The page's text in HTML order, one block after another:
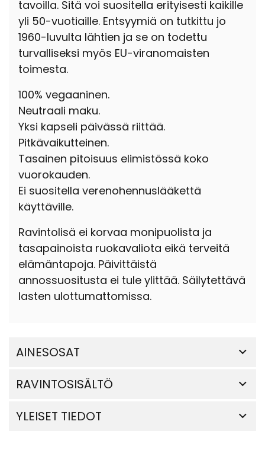
tavoilla. Sitä voi suositella erityisesti kaikille
yli 50-vuotiaille. Entsyymiä on tutkittu jo
1960-luvulta lähtien ja se on todettu
turvalliseksi myös EU-viranomaisten
toimesta.
100% vegaaninen.
Neutraali maku.
Yksi kapseli päivässä riittää.
Pitkävaikutteinen.
Tasainen pitoisuus elimistössä koko
vuorokauden.
Ei suositella verenohennuslääkettä
käyttäville.
Ravintolisä ei korvaa monipuolista ja
tasapainoista ruokavaliota eikä terveitä
elämäntapoja. Päivittäistä
annossuositusta ei tule ylittää. Säilytettävä
lasten ulottumattomissa.
AINESOSAT
RAVINTOSISÄLTÖ
YLEISET TIEDOT